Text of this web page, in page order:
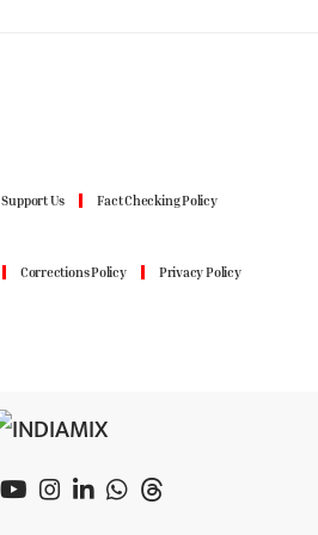
Support Us Fact Checking Policy
Corrections Policy Privacy Policy